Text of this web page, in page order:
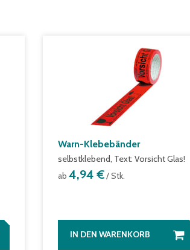
Warn-Klebebänder
selbstklebend, Text: Vorsicht Glas!
ab 4,94 €/ Stk.
IN DEN WARENKORB